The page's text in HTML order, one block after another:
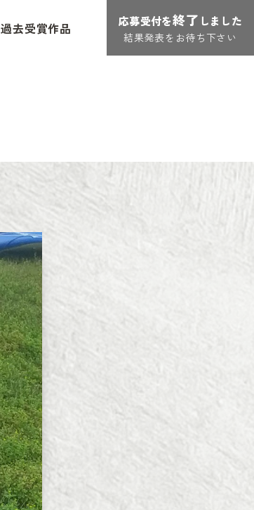
過去受賞作品 応募受付を終了 しました
結果発表をお待ち下さい